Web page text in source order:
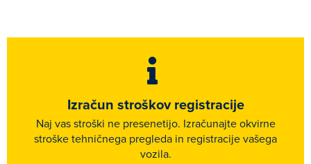
Izračun stroškov registracije
Naj vas stroški ne presenetijo. Izračunajte okvirne
stroške tehničnega pregleda in registracije vašega
vozila.